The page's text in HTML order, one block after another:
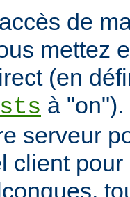
de
mettez
(en
à
serveur
client